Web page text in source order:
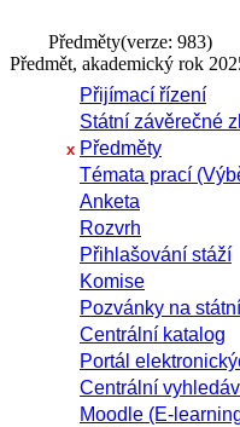
Předměty(verze: 983)
Předmět, akademický rok
Přijímací řízení
Státní závěrečné
x Předměty
Témata prací
Anketa
Rozvrh
Přihlašování stáží
Komise
Pozvánky na
Centrální katalog
Portál
Centrální
Moodle (E-